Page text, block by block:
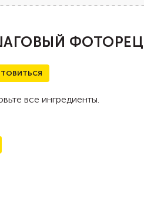
все ингредиенты.